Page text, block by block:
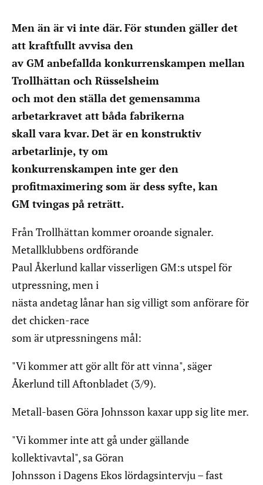
Men än är vi inte där. För stunden gäller det
att kraftfullt avvisa den
av GM anbefallda konkurrenskampen mellan
Trollhättan och Rüsselsheim
och mot den ställa det gemensamma
arbetarkravet att båda fabrikerna
skall vara kvar. Det är en konstruktiv
arbetarlinje, ty om
konkurrenskampen inte ger den
profitmaximering som är dess syfte, kan
GM tvingas på reträtt.
Från Trollhättan kommer oroande signaler.
Metallklubbens ordförande
Paul Åkerlund kallar visserligen GM:s utspel för
utpressning, men i
nästa andetag lånar han sig villigt som anförare för
det chicken-race
som är utpressningens mål:
"Vi kommer att gör allt för att vinna", säger
Åkerlund till Aftonbladet (3/9).
Metall-basen Göra Johnsson kaxar upp sig lite mer.
"Vi kommer inte att gå under gällande
kollektivavtal", sa Göran
Johnsson i Dagens Ekos lördagsintervju – fast